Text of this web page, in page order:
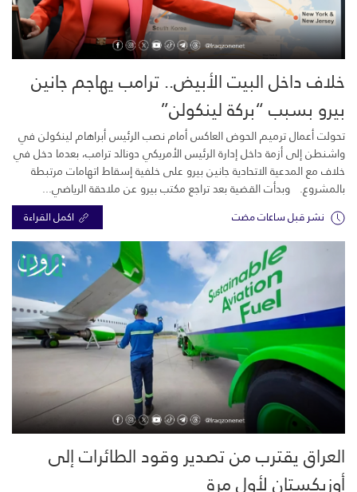
خلاف داخل البيت الأبيض.. ترامب يهاجم جانين
بيرو بسبب “بركة لينكولن”
تحولت أعمال ترميم الحوض العاكس أمام نصب الرئيس أبراهام لينكولن في
واشنطن إلى أزمة داخل إدارة الرئيس الأمريكي دونالد ترامب، بعدما دخل في
خلاف مع المدعية الاتحادية جانين بيرو على خلفية إسقاط اتهامات مرتبطة
بالمشروع. وبدأت القضية بعد تراجع مكتب بيرو عن ملاحقة الرياضي...
نشر قبل ساعات مضت اكمل القراءة
العراق يقترب من تصدير وقود الطائرات إلى
أوزبكستان لأول مرة